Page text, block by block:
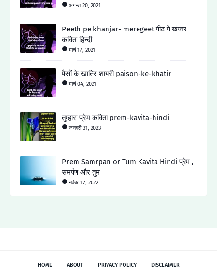
अगस्त 20, 2021
Peeth pe khanjar- meregeet पीठ पे खंजर
कविता हिन्दी
मार्च 17, 2021
पैसों के खातिर शायरी paison-ke-khatir
मार्च 04, 2021
तुम्हारा प्रेम कविता prem-kavita-hindi
जनवरी 31, 2023
Prem Samrpan or Tum Kavita Hindi प्रेम ,
समर्पण और तुम
नवंबर 17, 2022
HOME ABOUT PRIVACY POLICY
DISCLAIMER